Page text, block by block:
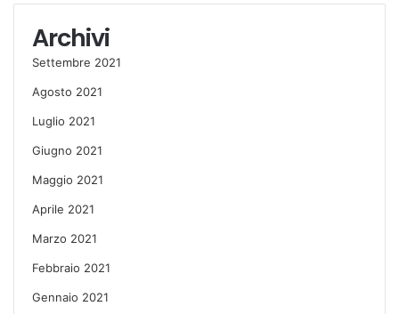
Archivi
Settembre 2021
Agosto 2021
Luglio 2021
Giugno 2021
Maggio 2021
Aprile 2021
Marzo 2021
Febbraio 2021
Gennaio 2021